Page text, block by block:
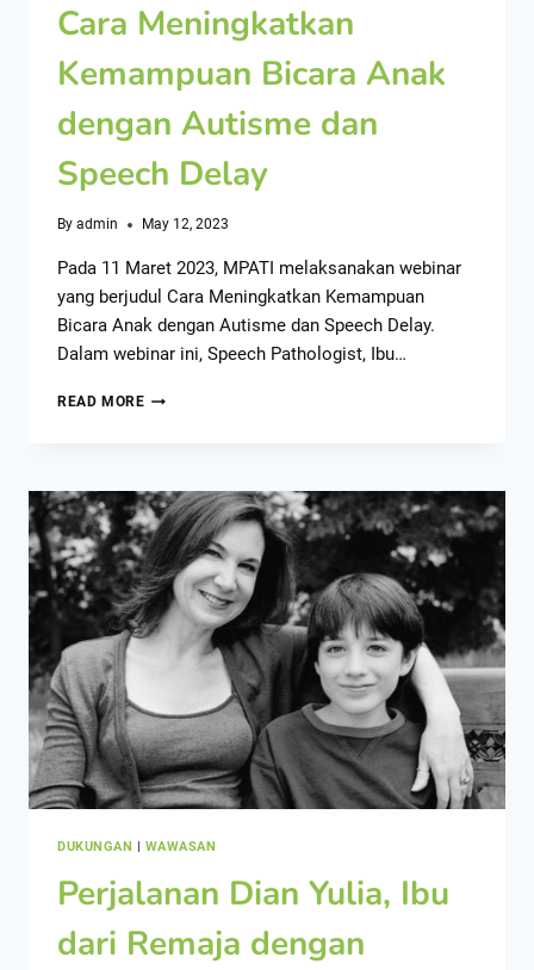
Cara Meningkatkan
Kemampuan Bicara Anak
dengan Autisme dan
Speech Delay
By admin May 12, 2023
Pada 11 Maret 2023, MPATI melaksanakan webinar
yang berjudul Cara Meningkatkan Kemampuan
Bicara Anak dengan Autisme dan Speech Delay.
Dalam webinar ini, Speech Pathologist, Ibu…
READ MORE
DUKUNGAN | WAWASAN
Perjalanan Dian Yulia, Ibu
dari Remaja dengan